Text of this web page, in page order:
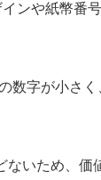
ンや紙幣番
字が小さく
いため、価